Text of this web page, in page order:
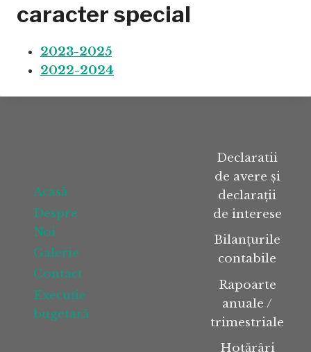
caracter special
2023-2025
2022-2024
Acasă
Despre
Noi
Galerie
Contact
Execuție
bugetară
Declaratii
de avere și
declarații
de interese
Bilanțurile
contabile
Rapoarte
anuale /
trimestriale
Hotărâri